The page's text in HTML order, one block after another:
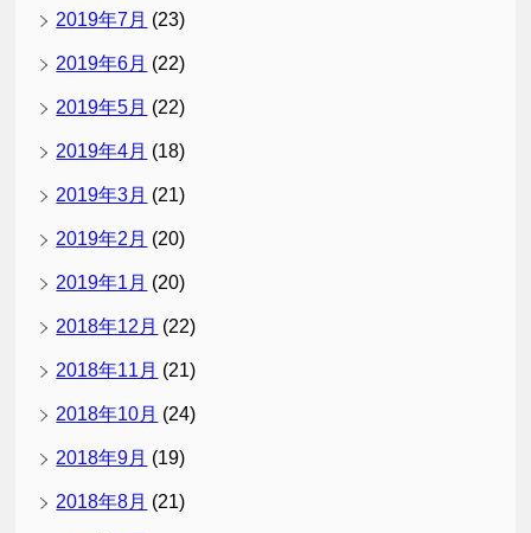
2019年7月 (23)
2019年6月 (22)
2019年5月 (22)
2019年4月 (18)
2019年3月 (21)
2019年2月 (20)
2019年1月 (20)
2018年12月 (22)
2018年11月 (21)
2018年10月 (24)
2018年9月 (19)
2018年8月 (21)